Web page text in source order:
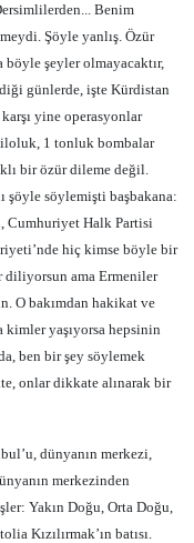
Benim
Şöyle yanlış. Özür
şeyler olmayacaktır,
günlerde, işte Kürdistan
yine operasyonlar
1 tonluk bombalar
bir özür dileme değil.
şöyle söylemişti başbakana:
Cumhuriyet Halk Partisi
hiç kimse böyle bir
diliyorsun ama Ermeniler
O bakımdan hakikat ve
kimler yaşıyorsa hepsinin
ben bir şey söylemek
onlar dikkate alınarak bir
dünyanın merkezi,
merkezinden
Yakın Doğu, Orta Doğu,
Kızılırmak’ın batısı.